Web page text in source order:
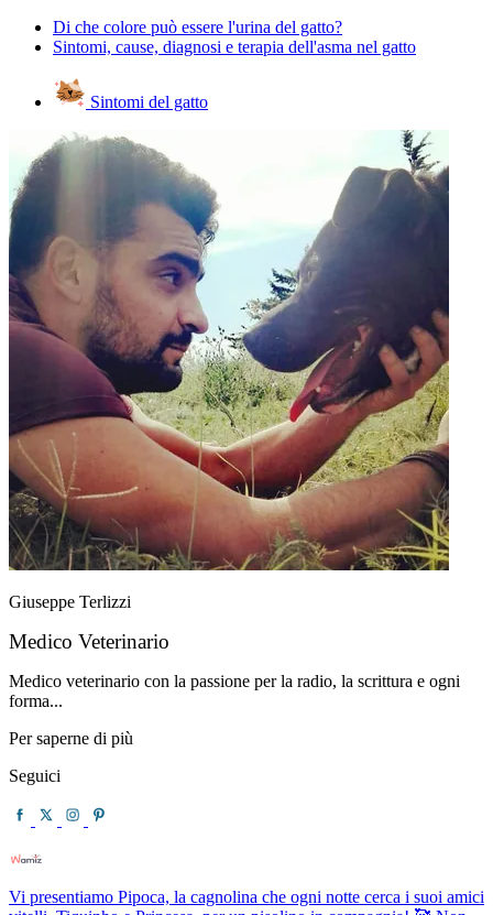
Di che colore può essere l'urina del gatto?
Sintomi, cause, diagnosi e terapia dell'asma nel gatto
Sintomi del gatto
Giuseppe Terlizzi
Medico Veterinario
Medico veterinario con la passione per la radio, la scrittura e ogni
forma...
Per saperne di più
Seguici
Vi presentiamo Pipoca, la cagnolina che ogni notte cerca i suoi amici